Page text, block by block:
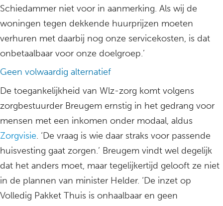
Schiedammer niet voor in aanmerking. Als wij de
woningen tegen dekkende huurprijzen moeten
verhuren met daarbij nog onze servicekosten, is dat
onbetaalbaar voor onze doelgroep.’
Geen volwaardig alternatief
De toegankelijkheid van Wlz-zorg komt volgens
zorgbestuurder Breugem ernstig in het gedrang voor
mensen met een inkomen onder modaal, aldus
Zorgvisie. ‘De vraag is wie daar straks voor passende
huisvesting gaat zorgen.’ Breugem vindt wel degelijk
dat het anders moet, maar tegelijkertijd gelooft ze niet
in de plannen van minister Helder. ‘De inzet op
Volledig Pakket Thuis is onhaalbaar en geen